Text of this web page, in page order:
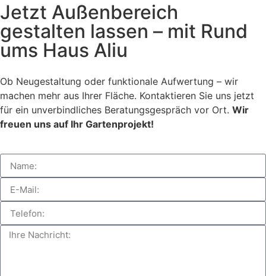
Jetzt Außenbereich
gestalten lassen – mit Rund
ums Haus Aliu
Ob Neugestaltung oder funktionale Aufwertung – wir
machen mehr aus Ihrer Fläche. Kontaktieren Sie uns jetzt
für ein unverbindliches Beratungsgespräch vor Ort. Wir
freuen uns auf Ihr Gartenprojekt!